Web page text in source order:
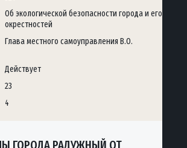
Об экологической безопасности города и его
окрестностей
Глава местного самоуправления В.О.
Действует
23
4
ГОРОДА РАДУЖНЫЙ ОТ